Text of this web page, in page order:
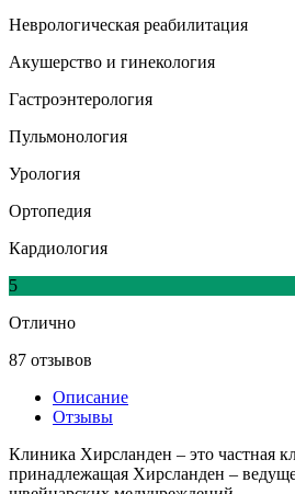
Неврологическая реабилитация
Акушерство и гинекология
Гастроэнтерология
Пульмонология
Урология
Ортопедия
Кардиология
5
Отлично
87 отзывов
Описание
Отзывы
Клиника Хирсланден – это частная
принадлежащая Хирсланден –